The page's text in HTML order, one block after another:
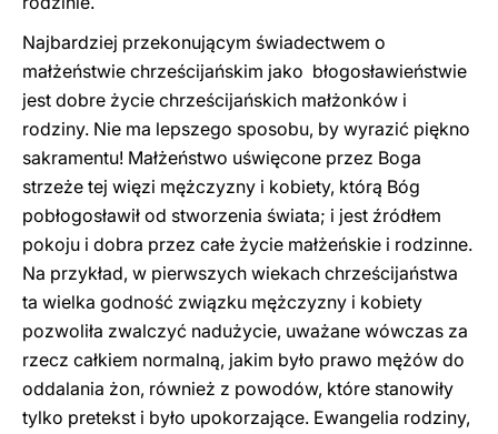
Najbardziej przekonującym świadectwem o
małżeństwie chrześcijańskim jako błogosławieństwie
jest dobre życie chrześcijańskich małżonków i
rodziny. Nie ma lepszego sposobu, by wyrazić piękno
sakramentu! Małżeństwo uświęcone przez Boga
strzeże tej więzi mężczyzny i kobiety, którą Bóg
pobłogosławił od stworzenia świata; i jest źródłem
pokoju i dobra przez całe życie małżeńskie i rodzinne.
Na przykład, w pierwszych wiekach chrześcijaństwa
ta wielka godność związku mężczyzny i kobiety
pozwoliła zwalczyć nadużycie, uważane wówczas za
rzecz całkiem normalną, jakim było prawo mężów do
oddalania żon, również z powodów, które stanowiły
tylko pretekst i było upokorzające. Ewangelia rodziny,